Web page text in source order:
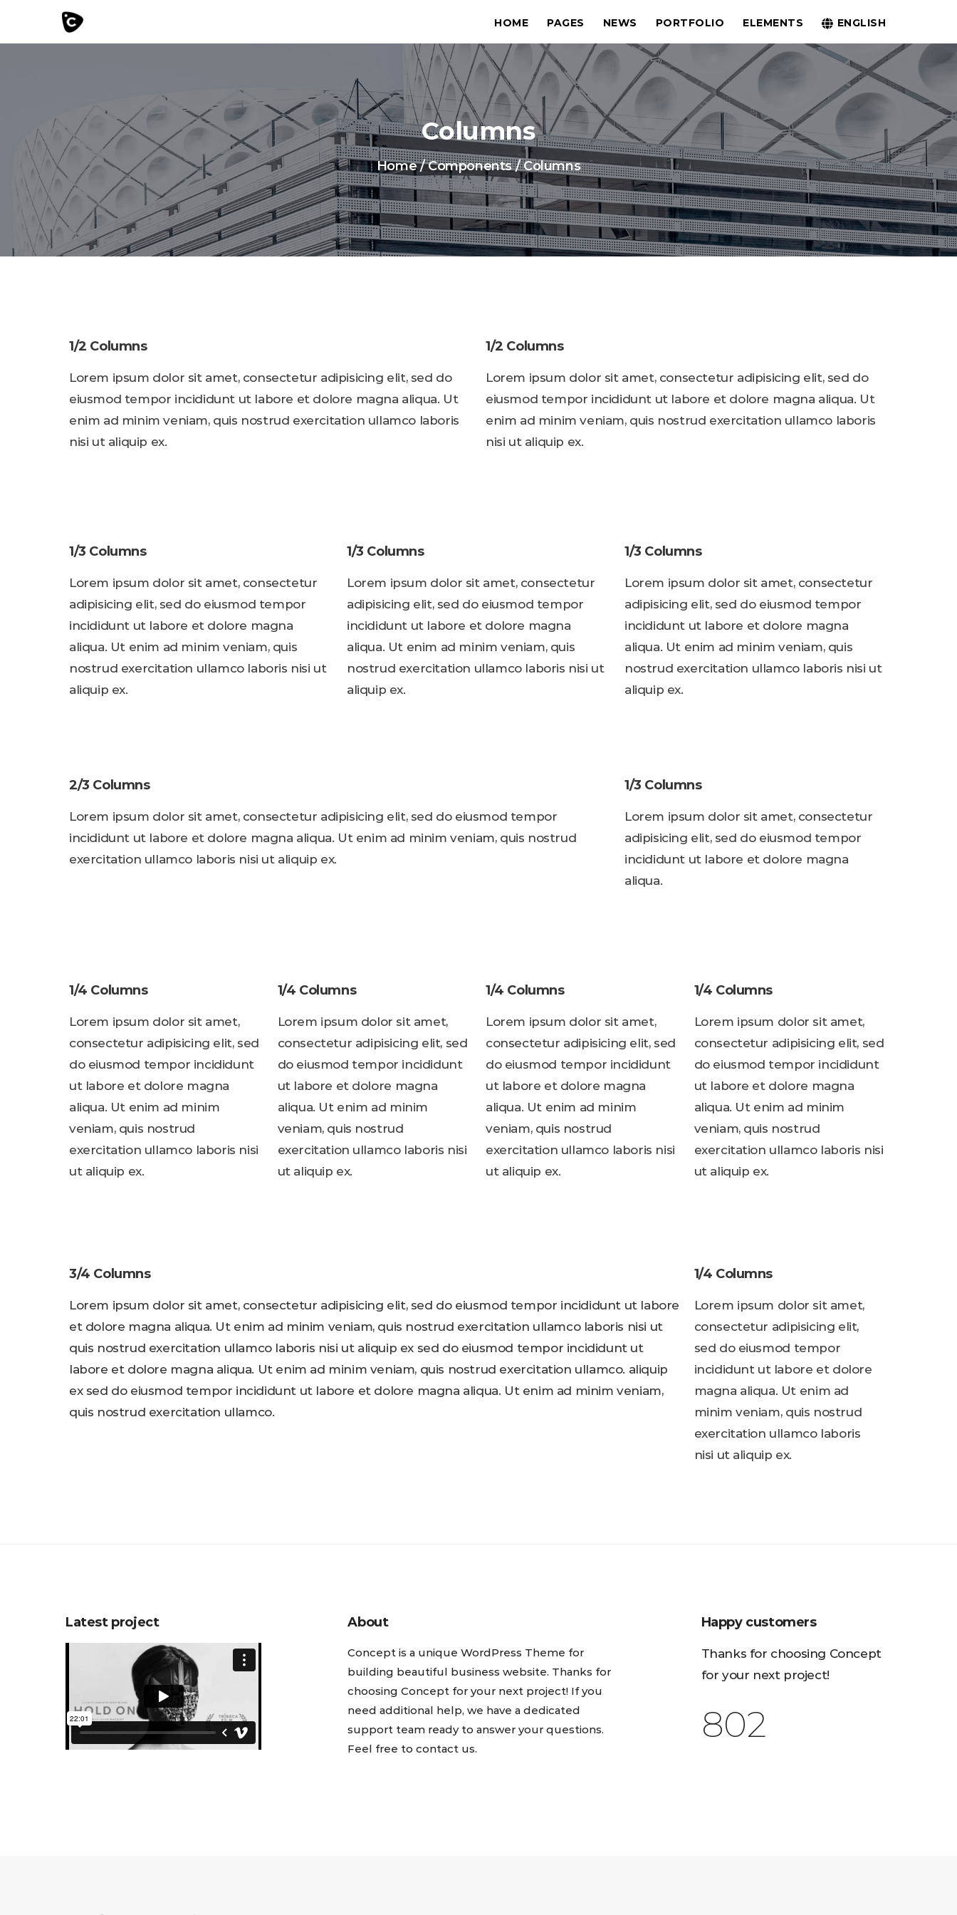
HOME PAGES NEWS PORTFOLIO ELEMENTS ENGLISH
Columns
Home / Components / Columns
1/2 Columns
Lorem ipsum dolor sit amet, consectetur adipisicing elit, sed do
eiusmod tempor incididunt ut labore et dolore magna aliqua. Ut
enim ad minim veniam, quis nostrud exercitation ullamco laboris
nisi ut aliquip ex.
1/2 Columns
Lorem ipsum dolor sit amet, consectetur adipisicing elit, sed do
eiusmod tempor incididunt ut labore et dolore magna aliqua. Ut
enim ad minim veniam, quis nostrud exercitation ullamco laboris
nisi ut aliquip ex.
1/3 Columns
Lorem ipsum dolor sit amet, consectetur
adipisicing elit, sed do eiusmod tempor
incididunt ut labore et dolore magna
aliqua. Ut enim ad minim veniam, quis
nostrud exercitation ullamco laboris nisi ut
aliquip ex.
1/3 Columns
Lorem ipsum dolor sit amet, consectetur
adipisicing elit, sed do eiusmod tempor
incididunt ut labore et dolore magna
aliqua. Ut enim ad minim veniam, quis
nostrud exercitation ullamco laboris nisi ut
aliquip ex.
1/3 Columns
Lorem ipsum dolor sit amet, consectetur
adipisicing elit, sed do eiusmod tempor
incididunt ut labore et dolore magna
aliqua. Ut enim ad minim veniam, quis
nostrud exercitation ullamco laboris nisi ut
aliquip ex.
2/3 Columns
Lorem ipsum dolor sit amet, consectetur adipisicing elit, sed do eiusmod tempor
incididunt ut labore et dolore magna aliqua. Ut enim ad minim veniam, quis nostrud
exercitation ullamco laboris nisi ut aliquip ex.
1/3 Columns
Lorem ipsum dolor sit amet, consectetur
adipisicing elit, sed do eiusmod tempor
incididunt ut labore et dolore magna
aliqua.
1/4 Columns
Lorem ipsum dolor sit amet,
consectetur adipisicing elit, sed
do eiusmod tempor incididunt
ut labore et dolore magna
aliqua. Ut enim ad minim
veniam, quis nostrud
exercitation ullamco laboris nisi
ut aliquip ex.
1/4 Columns
Lorem ipsum dolor sit amet,
consectetur adipisicing elit, sed
do eiusmod tempor incididunt
ut labore et dolore magna
aliqua. Ut enim ad minim
veniam, quis nostrud
exercitation ullamco laboris nisi
ut aliquip ex.
1/4 Columns
Lorem ipsum dolor sit amet,
consectetur adipisicing elit, sed
do eiusmod tempor incididunt
ut labore et dolore magna
aliqua. Ut enim ad minim
veniam, quis nostrud
exercitation ullamco laboris nisi
ut aliquip ex.
1/4 Columns
Lorem ipsum dolor sit amet,
consectetur adipisicing elit, sed
do eiusmod tempor incididunt
ut labore et dolore magna
aliqua. Ut enim ad minim
veniam, quis nostrud
exercitation ullamco laboris nisi
ut aliquip ex.
3/4 Columns
Lorem ipsum dolor sit amet, consectetur adipisicing elit, sed do eiusmod tempor incididunt ut labore
et dolore magna aliqua. Ut enim ad minim veniam, quis nostrud exercitation ullamco laboris nisi ut
quis nostrud exercitation ullamco laboris nisi ut aliquip ex sed do eiusmod tempor incididunt ut
labore et dolore magna aliqua. Ut enim ad minim veniam, quis nostrud exercitation ullamco. aliquip
ex sed do eiusmod tempor incididunt ut labore et dolore magna aliqua. Ut enim ad minim veniam,
quis nostrud exercitation ullamco.
1/4 Columns
Lorem ipsum dolor sit amet,
consectetur adipisicing elit,
sed do eiusmod tempor
incididunt ut labore et dolore
magna aliqua. Ut enim ad
minim veniam, quis nostrud
exercitation ullamco laboris
nisi ut aliquip ex.
Latest project About
Concept is a unique WordPress Theme for
building beautiful business website. Thanks for
choosing Concept for your next project! If you
need additional help, we have a dedicated
support team ready to answer your questions.
Feel free to contact us.
Happy customers
Thanks for choosing Concept
for your next project!
1,016